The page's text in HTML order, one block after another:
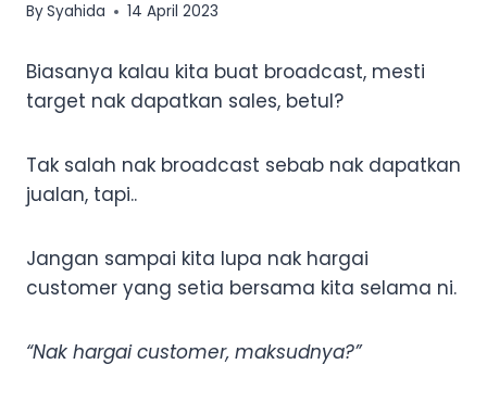
BySyahida 14 April 2023
Biasanya kalau kita buat broadcast, mesti
target nak dapatkan sales, betul?
Tak salah nak broadcast sebab nak dapatkan
jualan, tapi..
Jangan sampai kita lupa nak hargai
customer yang setia bersama kita selama ni.
“Nak hargai customer, maksudnya?”